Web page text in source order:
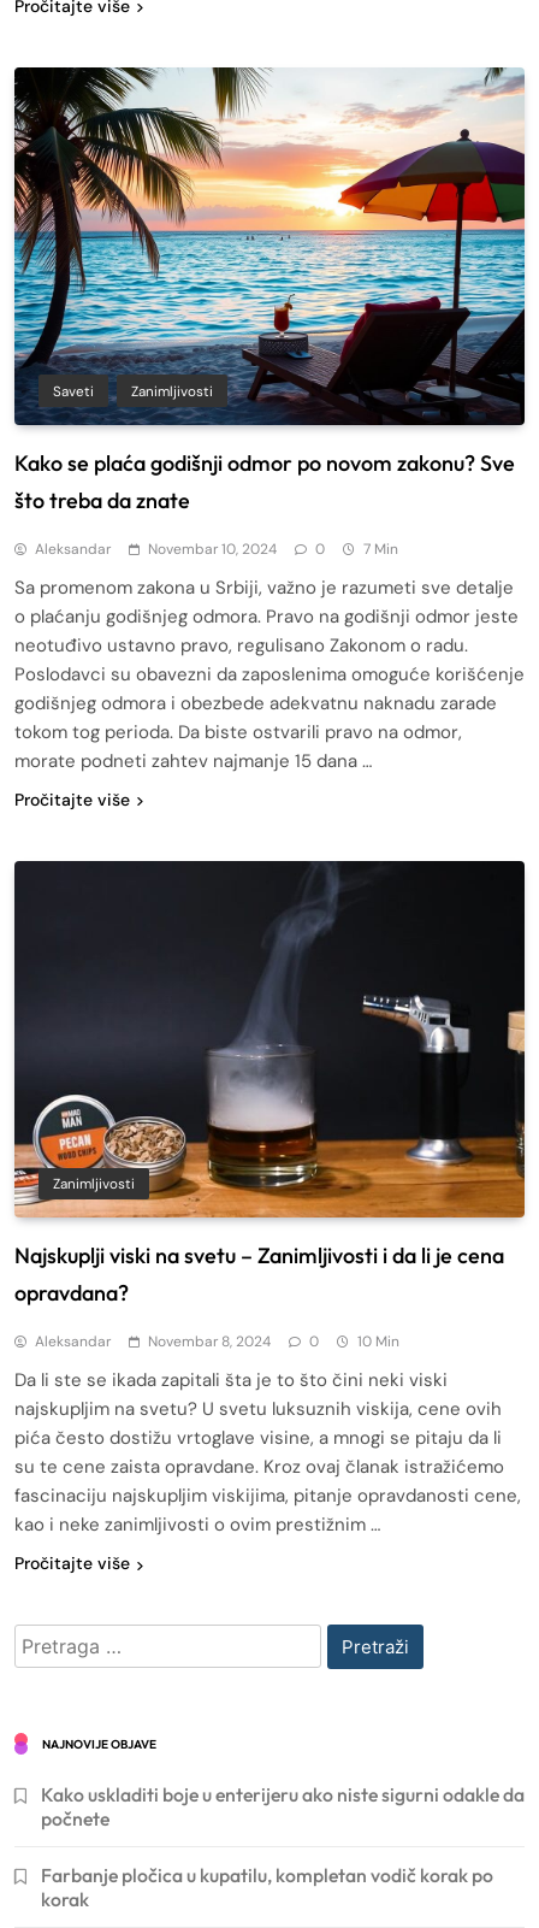
Pročitajte više
Saveti Zanimljivosti
Kako se plaća godišnji odmor po novom zakonu? Sve
što treba da znate
Aleksandar Novembar 10, 2024 0 7 Min
Sa promenom zakona u Srbiji, važno je razumeti sve detalje
o plaćanju godišnjeg odmora. Pravo na godišnji odmor jeste
neotuđivo ustavno pravo, regulisano Zakonom o radu.
Poslodavci su obavezni da zaposlenima omoguće korišćenje
godišnjeg odmora i obezbede adekvatnu naknadu zarade
tokom tog perioda. Da biste ostvarili pravo na odmor,
morate podneti zahtev najmanje 15 dana …
Pročitajte više
Zanimljivosti
Najskuplji viski na svetu – Zanimljivosti i da li je cena
opravdana?
Aleksandar Novembar 8, 2024 0 10 Min
Da li ste se ikada zapitali šta je to što čini neki viski
najskupljim na svetu? U svetu luksuznih viskija, cene ovih
pića često dostižu vrtoglave visine, a mnogi se pitaju da li
su te cene zaista opravdane. Kroz ovaj članak istražićemo
fascinaciju najskupljim viskijima, pitanje opravdanosti cene,
kao i neke zanimljivosti o ovim prestižnim …
Pročitajte više
Pretraga
za:
NAJNOVIJE OBJAVE
Kako uskladiti boje u enterijeru ako niste sigurni odakle da
počnete
Farbanje pločica u kupatilu, kompletan vodič korak po
korak